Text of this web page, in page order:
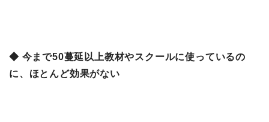
◆ 今まで50蔓延以上教材やスクールに使っているの
に、ほとんど効果がない